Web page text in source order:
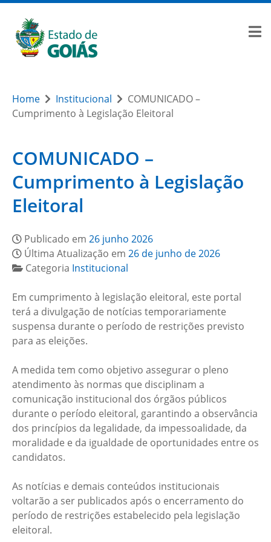
Home Institucional
COMUNICADO –
Cumprimento à Legislação Eleitoral
COMUNICADO –
Cumprimento à Legislação
Eleitoral
Publicado em 26 junho 2026
Última Atualização em 26 de junho de 2026
Categoria Institucional
Em cumprimento à legislação eleitoral, este portal
terá a divulgação de notícias temporariamente
suspensa durante o período de restrições previsto
para as eleições.
A medida tem como objetivo assegurar o pleno
atendimento às normas que disciplinam a
comunicação institucional dos órgãos públicos
durante o período eleitoral, garantindo a observância
dos princípios da legalidade, da impessoalidade, da
moralidade e da igualdade de oportunidades entre os
candidatos.
As notícias e demais conteúdos institucionais
voltarão a ser publicados após o encerramento do
período de restrições estabelecido pela legislação
eleitoral.